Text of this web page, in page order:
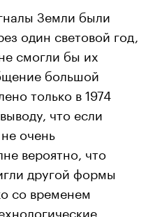
Земли были
один световой год,
смогли бы их
большой
только в 1974
что если
очень
вероятно, что
другой формы
со временем